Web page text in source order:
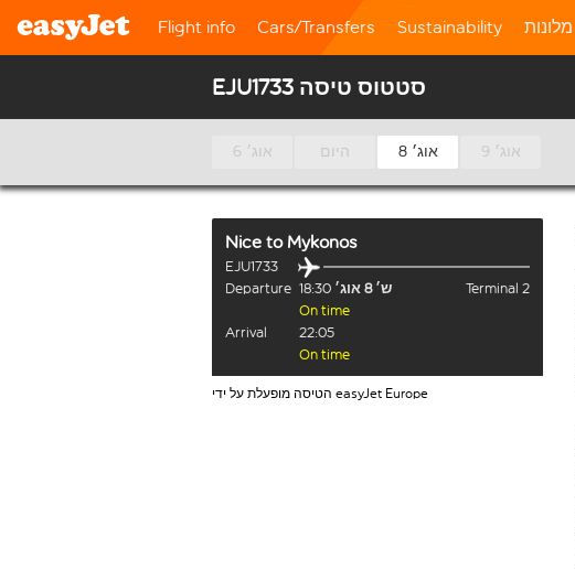
Flight info Cars/Transfers Sustainability מלונות
EJU1733 סטטוס טיסה
6 אוג׳ היום 8 אוג׳ 9 אוג׳
Nice to Mykonos
EJU1733
Departure 18:30 ש׳ 8 אוג׳
Terminal 2
On time
Arrival
22:05
On time
הטיסה מופעלת על ידי easyJet Europe